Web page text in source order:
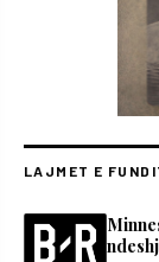
LAJMET E